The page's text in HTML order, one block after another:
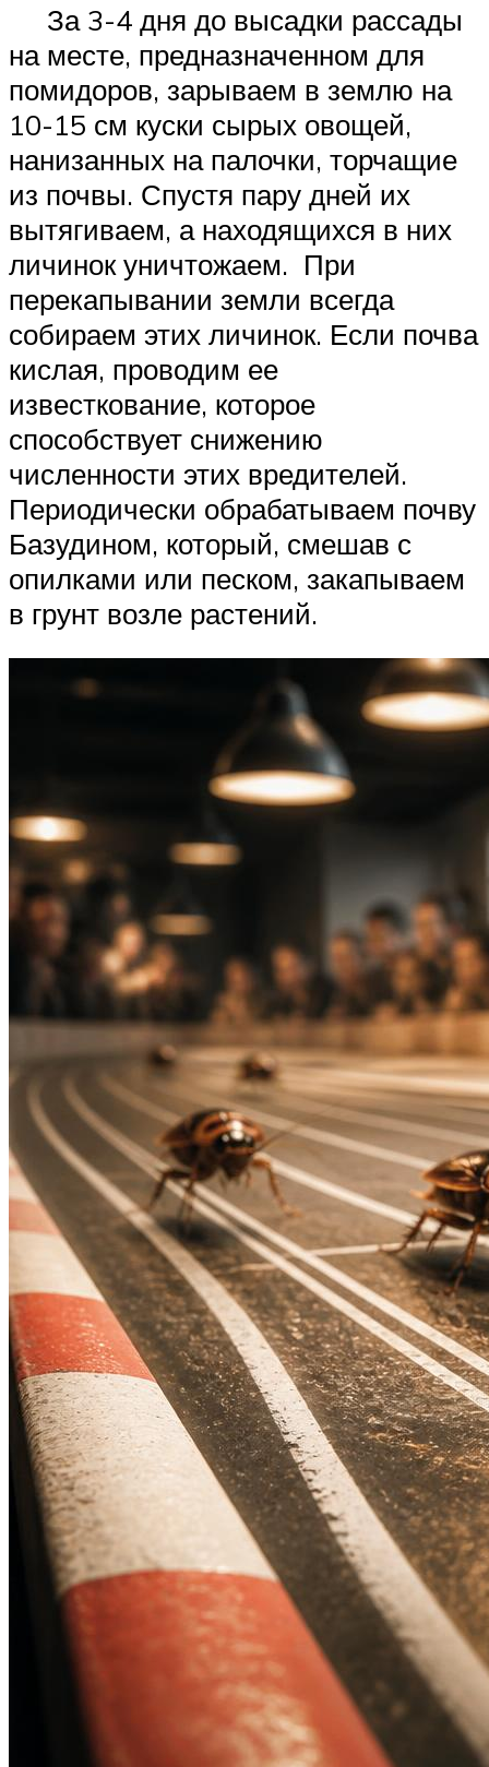
За 3-4 дня до высадки рассады
на месте, предназначенном для
помидоров, зарываем в землю на
10-15 см куски сырых овощей,
нанизанных на палочки, торчащие
из почвы. Спустя пару дней их
вытягиваем, а находящихся в них
личинок уничтожаем. При
перекапывании земли всегда
собираем этих личинок. Если почва
кислая, проводим ее
известкование, которое
способствует снижению
численности этих вредителей.
Периодически обрабатываем почву
Базудином, который, смешав с
опилками или песком, закапываем
в грунт возле растений.